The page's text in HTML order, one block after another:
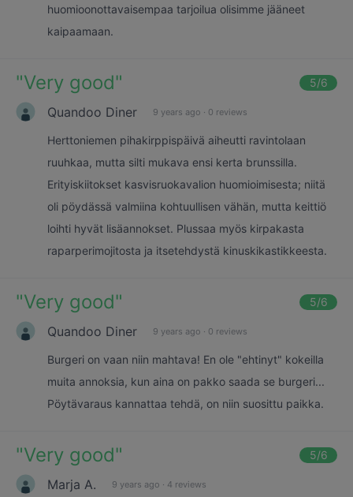
huomioonottavaisempaa tarjoilua olisimme jääneet
kaipaamaan.
"Very good" 5/6
Quandoo Diner 9 years ago · 0 reviews
Herttoniemen pihakirppispäivä aiheutti ravintolaan
ruuhkaa, mutta silti mukava ensi kerta brunssilla.
Erityiskiitokset kasvisruokavalion huomioimisesta; niitä
oli pöydässä valmiina kohtuullisen vähän, mutta keittiö
loihti hyvät lisäannokset. Plussaa myös kirpakasta
raparperimojitosta ja itsetehdystä kinuskikastikkeesta.
"Very good" 5/6
Quandoo Diner 9 years ago · 0 reviews
Burgeri on vaan niin mahtava! En ole "ehtinyt" kokeilla
muita annoksia, kun aina on pakko saada se burgeri...
Pöytävaraus kannattaa tehdä, on niin suosittu paikka.
"Very good" 5/6
Marja A. 9 years ago · 4 reviews